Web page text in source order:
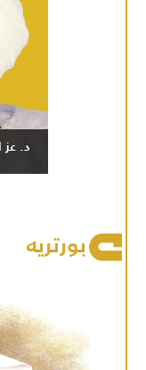
د. عز
بورتريه